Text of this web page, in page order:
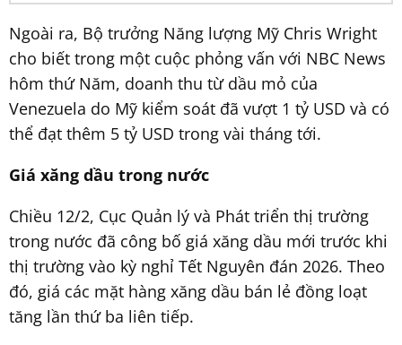
Ngoài ra, Bộ trưởng Năng lượng Mỹ Chris Wright
cho biết trong một cuộc phỏng vấn với NBC News
hôm thứ Năm, doanh thu từ dầu mỏ của
Venezuela do Mỹ kiểm soát đã vượt 1 tỷ USD và có
thể đạt thêm 5 tỷ USD trong vài tháng tới.
Giá xăng dầu trong nước
Chiều 12/2, Cục Quản lý và Phát triển thị trường
trong nước đã công bố giá xăng dầu mới trước khi
thị trường vào kỳ nghỉ Tết Nguyên đán 2026. Theo
đó, giá các mặt hàng xăng dầu bán lẻ đồng loạt
tăng lần thứ ba liên tiếp.